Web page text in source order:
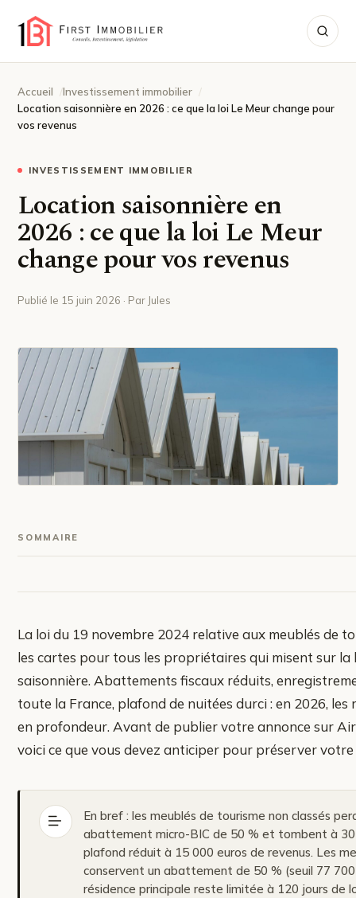
Accueil
Investissement immobilier
Location saisonnière en 2026 : ce que la loi Le Meur change pour
vos revenus
INVESTISSEMENT IMMOBILIER
Location saisonnière en
2026 : ce que la loi Le Meur
change pour vos revenus
Publié le 15 juin 2026 · Par Jules
SOMMAIRE
La loi du 19 novembre 2024 relative aux meublés de
les cartes pour tous les propriétaires qui misent sur la
saisonnière. Abattements fiscaux réduits,
toute la France, plafond de nuitées durci : en 2026, les
en profondeur. Avant de publier votre annonce sur
voici ce que vous devez anticiper pour préserver
En bref : les meublés de tourisme non classés
abattement micro-BIC de 50 % et tombent à 30
plafond réduit à 15 000 euros de revenus. Les
conservent un abattement de 50 % (seuil 77
résidence principale reste limitée à 120 jours de